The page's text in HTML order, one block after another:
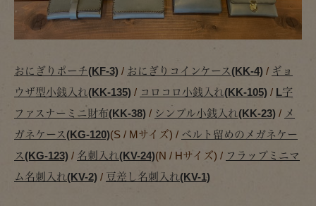
おにぎりポーチ(KF-3) / おにぎりコインケース(KK-4) / ギョ
ウザ型小銭入れ(KK-135) / コロコロ小銭入れ(KK-105) / L字
ファスナーミニ財布(KK-38) / シンプル小銭入れ(KK-23) / メ
ガネケース(KG-120)(S / Mサイズ) / ベルト留めのメガネケー
ス(KG-123) / 名刺入れ(KV-24)(N / Hサイズ) / フラップミニマ
ム名刺入れ(KV-2) / 豆差し名刺入れ(KV-1)